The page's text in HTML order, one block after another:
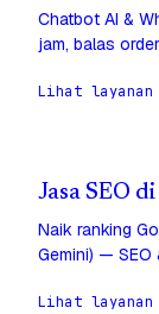
Chatbot AI &
jam, balas
Lihat layanan
Jasa SEO di
Naik ranking
Gemini) — SEO
Lihat layanan